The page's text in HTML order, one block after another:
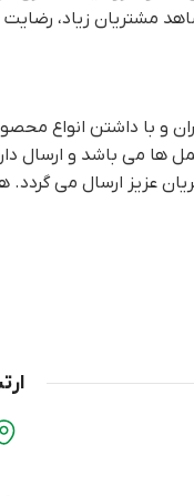
مشتریان زیاد،
و با داشتن انواع
ها می باشد و
عزیز ارسال می